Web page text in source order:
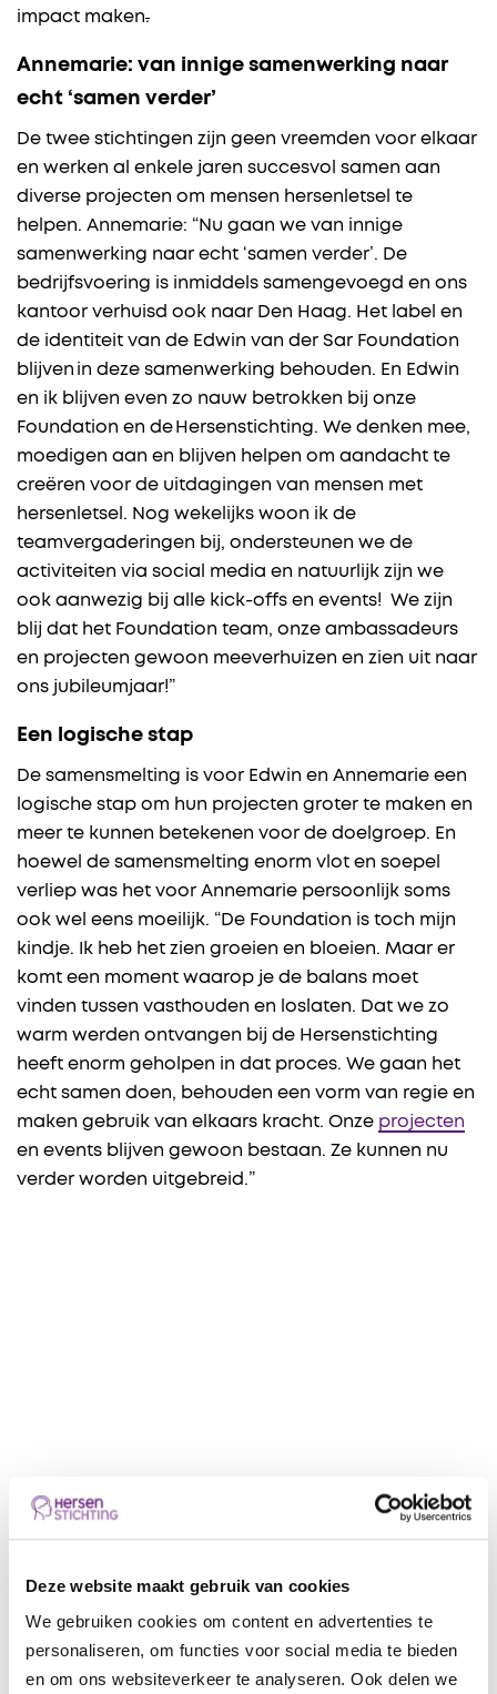
Deze website maakt gebruik van cookies
We gebruiken cookies om content en advertenties te
personaliseren, om functies voor social media te bieden
en om ons websiteverkeer te analyseren. Ook delen we
impact maken.
Annemarie: van innige samenwerking naar
echt ‘samen verder’
De twee stichtingen zijn geen vreemden voor elkaar
en werken al enkele jaren succesvol samen aan
diverse projecten om mensen hersenletsel te
helpen. Annemarie: “Nu gaan we van innige
samenwerking naar echt ‘samen verder’. De
bedrijfsvoering is inmiddels samengevoegd en ons
kantoor verhuisd ook naar Den Haag. Het label en
de identiteit van de Edwin van der Sar Foundation
blijven in deze samenwerking behouden. En Edwin
en ik blijven even zo nauw betrokken bij onze
Foundation en de Hersenstichting. We denken mee,
moedigen aan en blijven helpen om aandacht te
creëren voor de uitdagingen van mensen met
hersenletsel. Nog wekelijks woon ik de
teamvergaderingen bij, ondersteunen we de
activiteiten via social media en natuurlijk zijn we
ook aanwezig bij alle kick-offs en events! We zijn
blij dat het Foundation team, onze ambassadeurs
en projecten gewoon meeverhuizen en zien uit naar
ons jubileumjaar!”
Een logische stap
De samensmelting is voor Edwin en Annemarie een
logische stap om hun projecten groter te maken en
meer te kunnen betekenen voor de doelgroep. En
hoewel de samensmelting enorm vlot en soepel
verliep was het voor Annemarie persoonlijk soms
ook wel eens moeilijk. “De Foundation is toch mijn
kindje. Ik heb het zien groeien en bloeien. Maar er
komt een moment waarop je de balans moet
vinden tussen vasthouden en loslaten. Dat we zo
warm werden ontvangen bij de Hersenstichting
heeft enorm geholpen in dat proces. We gaan het
echt samen doen, behouden een vorm van regie en
maken gebruik van elkaars kracht. Onze projecten
en events blijven gewoon bestaan. Ze kunnen nu
verder worden uitgebreid.”
Please accept
cookies
in de toekomst?
Annemarie: “Neem bijvoorbeeld een project als de